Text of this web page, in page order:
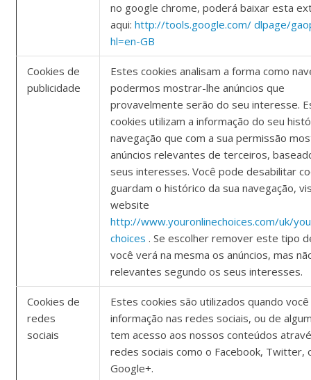
no google chrome, poderá baixar esta
aqui: http://tools.google.com/ dlpage/
hl=en-GB
Cookies de
publicidade
Estes cookies analisam a forma como
podermos mostrar-lhe anúncios que
provavelmente serão do seu interesse.
cookies utilizam a informação do seu
navegação que com a sua permissão
anúncios relevantes de terceiros,
seus interesses. Você pode desabilitar
guardam o histórico da sua navegação,
website
http://www.youronlinechoices.com/uk/
choices . Se escolher remover este tipo
você verá na mesma os anúncios, mas
relevantes segundo os seus interesses.
Cookies de
redes
sociais
Estes cookies são utilizados quando
informação nas redes sociais, ou de
tem acesso aos nossos conteúdos
redes sociais como o Facebook, Twitter,
Google+.